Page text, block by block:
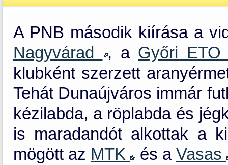
A PNB második kiírása a
Nagyvárad
, a Győri
klubként szerzett
Tehát Dunaújváros immár
kézilabda, a röplabda és
is maradandót alkottak a
mögött az MTK és a Vasas